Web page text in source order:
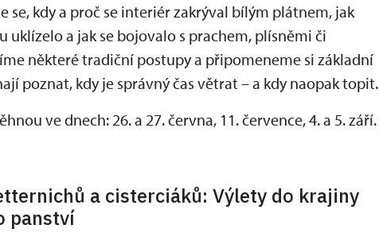
se, kdy a proč se interiér zakrýval bílým plátnem, jak
uklízelo a jak se bojovalo s prachem, plísněmi či
některé tradiční postupy a připomeneme si základní
poznat, kdy je správný čas větrat – a kdy naopak topit.
ve dnech: 26. a 27. června, 11. července, 4. a 5. září.
a cisterciáků: Výlety do krajiny
panství